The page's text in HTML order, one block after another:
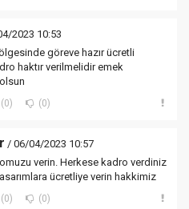
2023 10:53
göreve hazır ücretli
haktır verilmelidir emek
(0) (0)
/ 06/04/2023 10:57
verin. Herkese kadro verdiniz
ücretliye verin hakkimiz
(0) (0)